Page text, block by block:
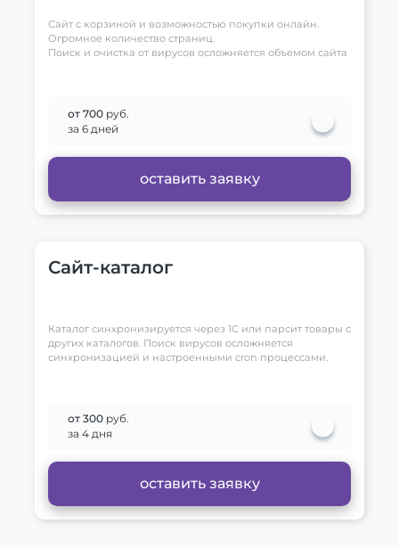
Сайт с корзиной и возможностью покупки онлайн.
Огромное количество страниц.
Поиск и очистка от вирусов осложняется объемом сайта
от 700 руб.
за 6 дней
оставить заявку
Сайт-каталог
Каталог синхронизируется через 1С или парсит товары с
других каталогов. Поиск вирусов осложняется
синхронизацией и настроенными cron процессами.
от 300 руб.
за 4 дня
оставить заявку